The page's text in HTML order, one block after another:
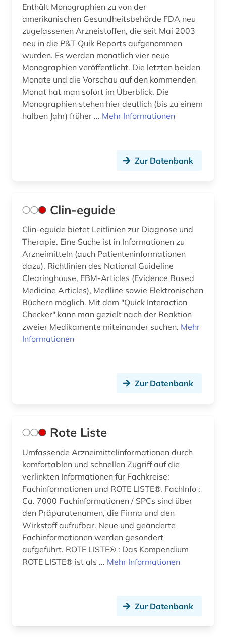
Enthält Monographien zu von der
amerikanischen Gesundheitsbehörde FDA neu
zugelassenen Arzneistoffen, die seit Mai 2003
neu in die P&T Quik Reports aufgenommen
wurden. Es werden monatlich vier neue
Monographien veröffentlicht. Die letzten beiden
Monate und die Vorschau auf den kommenden
Monat hat man sofort im Überblick. Die
Monographien stehen hier deutlich (bis zu einem
halben Jahr) früher ... Mehr Informationen
Zur Datenbank
Clin-eguide
Clin-eguide bietet Leitlinien zur Diagnose und
Therapie. Eine Suche ist in Informationen zu
Arzneimitteln (auch Patienteninformationen
dazu), Richtlinien des National Guideline
Clearinghouse, EBM-Articles (Evidence Based
Medicine Articles), Medline sowie Elektronischen
Büchern möglich. Mit dem "Quick Interaction
Checker" kann man gezielt nach der Reaktion
zweier Medikamente miteinander suchen. Mehr
Informationen
Zur Datenbank
Rote Liste
Umfassende Arzneimittelinformationen durch
komfortablen und schnellen Zugriff auf die
verlinkten Informationen für Fachkreise:
Fachinformationen und ROTE LISTE®. FachInfo :
Ca. 7000 Fachinformationen / SPCs sind über
den Präparatenamen, die Firma und den
Wirkstoff aufrufbar. Neue und geänderte
Fachinformationen werden gesondert
aufgeführt. ROTE LISTE® : Das Kompendium
ROTE LISTE® ist als ... Mehr Informationen
Zur Datenbank